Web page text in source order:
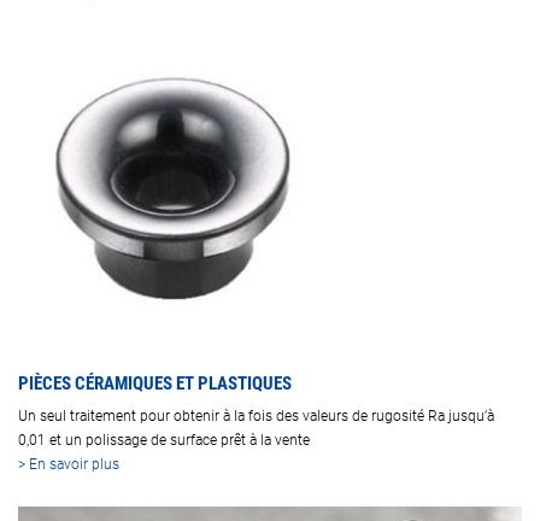
PIÈCES CÉRAMIQUES ET PLASTIQUES
Un seul traitement pour obtenir à la fois des valeurs de rugosité Ra jusqu’à
0,01 et un polissage de surface prêt à la vente
> En savoir plus